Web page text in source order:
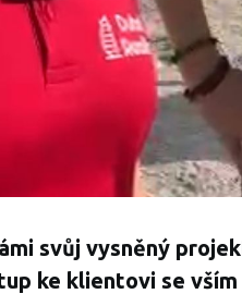
svůj vysněný
ke klientovi se vším